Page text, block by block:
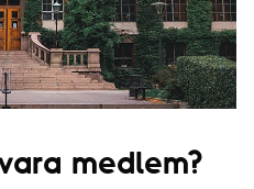
medlem?